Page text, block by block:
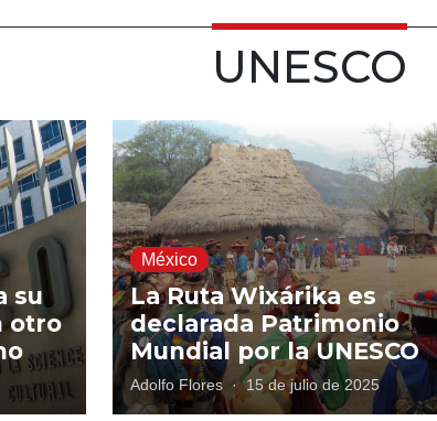
UNESCO
su
otro
México
La Ruta Wixárika es
declarada Patrimonio
Mundial por la UNESCO
Adolfo Flores · 15 de julio de 2025